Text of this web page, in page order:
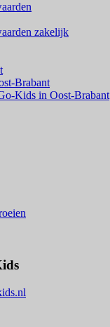
zakelijk
Brabant
Kids in Oost-Brabant